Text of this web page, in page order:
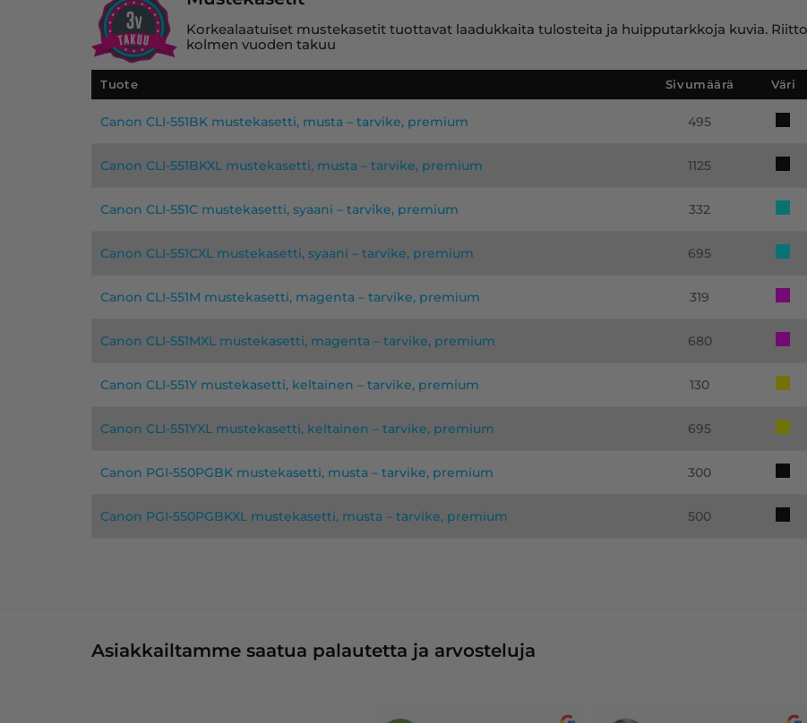
Korkealaatuiset mustekasetit tuottavat laadukkaita tulosteita ja huipputarkkoja kuvia.
kolmen vuoden takuu
Tuote Sivumäärä Väri
Canon CLI-551BK mustekasetti, musta – tarvike, premium 495
Canon CLI-551BKXL mustekasetti, musta – tarvike, premium 1125
Canon CLI-551C mustekasetti, syaani – tarvike, premium 332
Canon CLI-551CXL mustekasetti, syaani – tarvike, premium 695
Canon CLI-551M mustekasetti, magenta – tarvike, premium 319
Canon CLI-551MXL mustekasetti, magenta – tarvike, premium 680
Canon CLI-551Y mustekasetti, keltainen – tarvike, premium 130
Canon CLI-551YXL mustekasetti, keltainen – tarvike, premium 695
Canon PGI-550PGBK mustekasetti, musta – tarvike, premium 300
Canon PGI-550PGBKXL mustekasetti, musta – tarvike, premium 500
Asiakkailtamme saatua palautetta ja arvosteluja